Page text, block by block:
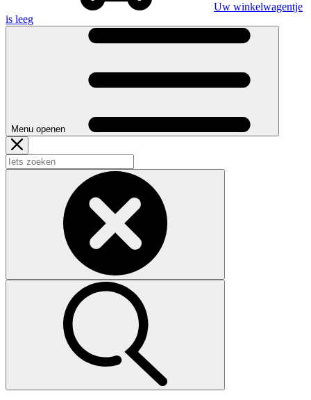
Uw winkelwagentje
is leeg
Menu openen